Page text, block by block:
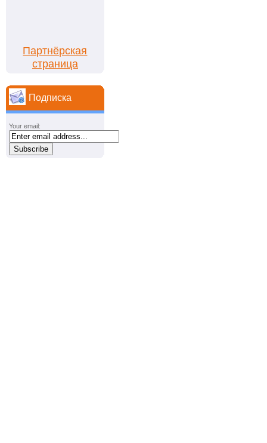
Партнёрская
страница
Подписка
Your email: